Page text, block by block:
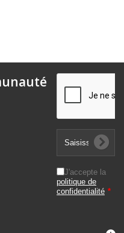
J'accepte la
politique de
confidentialité *